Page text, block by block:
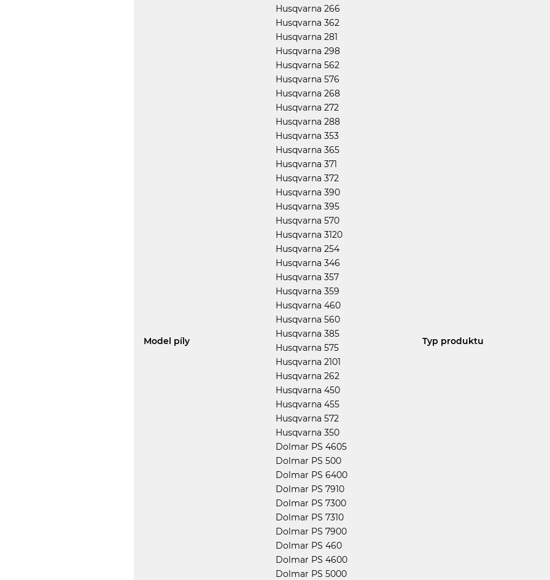
Model píly
Husqvarna 266
Husqvarna 362
Husqvarna 281
Husqvarna 298
Husqvarna 562
Husqvarna 576
Husqvarna 268
Husqvarna 272
Husqvarna 288
Husqvarna 353
Husqvarna 365
Husqvarna 371
Husqvarna 372
Husqvarna 390
Husqvarna 395
Husqvarna 570
Husqvarna 3120
Husqvarna 254
Husqvarna 346
Husqvarna 357
Husqvarna 359
Husqvarna 460
Husqvarna 560
Husqvarna 385
Husqvarna 575
Husqvarna 2101
Husqvarna 262
Husqvarna 450
Husqvarna 455
Husqvarna 572
Husqvarna 350
Dolmar PS 4605
Dolmar PS 500
Dolmar PS 6400
Dolmar PS 7910
Dolmar PS 7300
Dolmar PS 7310
Dolmar PS 7900
Dolmar PS 460
Dolmar PS 4600
Dolmar PS 5000
Typ produktu